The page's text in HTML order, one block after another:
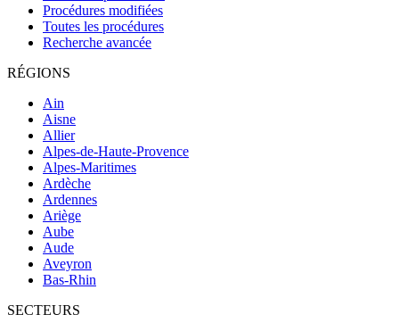
Procédures modifiées
Toutes les procédures
Recherche avancée
RÉGIONS
Ain
Aisne
Allier
Alpes-de-Haute-Provence
Alpes-Maritimes
Ardèche
Ardennes
Ariège
Aube
Aude
Aveyron
Bas-Rhin
SECTEURS